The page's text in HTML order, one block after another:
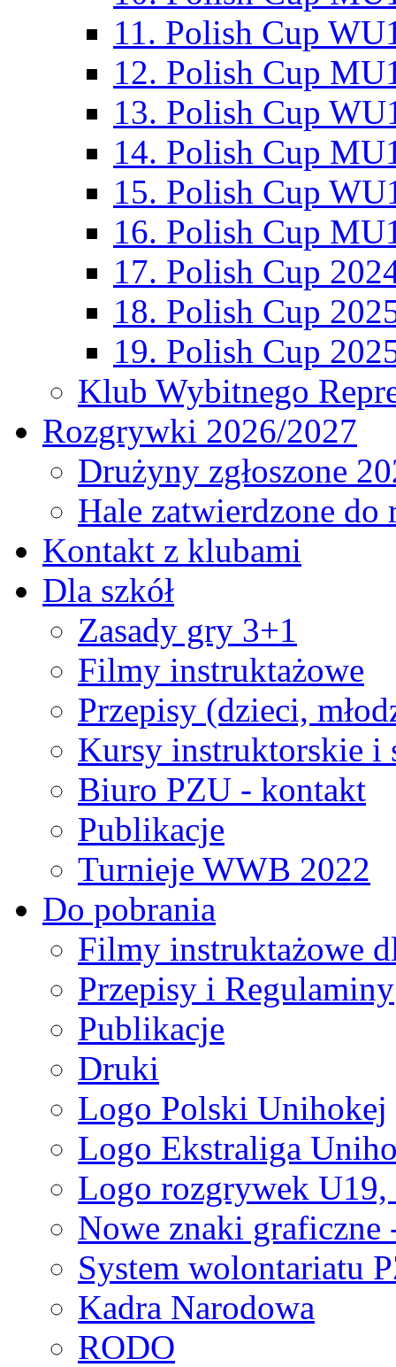
11. Polish Cup
12. Polish Cup
13. Polish Cup
14. Polish Cup
15. Polish Cup
16. Polish Cup
17. Polish Cup
18. Polish Cup
19. Polish Cup
Klub Wybitnego
Rozgrywki 2026/2027
Drużyny zgłoszone
Hale zatwierdzone
Kontakt z klubami
Dla szkół
Zasady gry 3+1
Filmy instruktażowe
Przepisy (dzieci,
Kursy instruktorskie i
Biuro PZU - kontakt
Publikacje
Turnieje WWB 2022
Do pobrania
Filmy instruktażowe
Przepisy i Regulaminy
Publikacje
Druki
Logo Polski Unihokej
Logo Ekstraliga
Logo rozgrywek
Nowe znaki graficzne
System wolontariatu
Kadra Narodowa
RODO